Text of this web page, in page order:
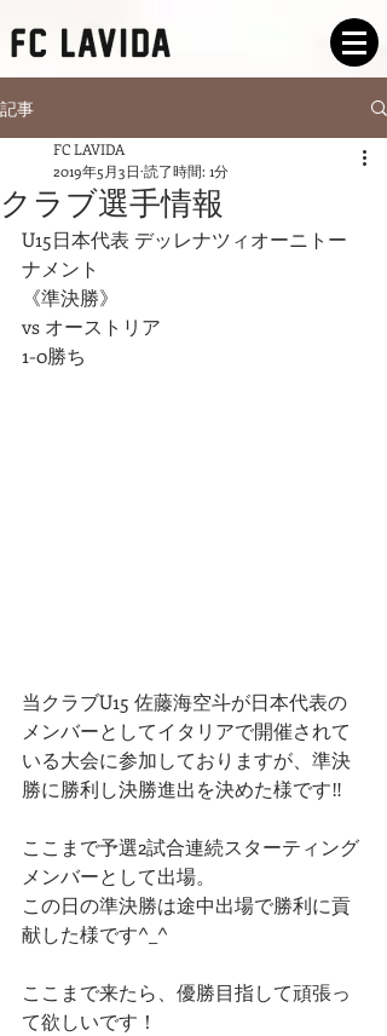
記事
クラブ選手情報
FC LAVIDA
2019年5月3日 読了時間: 1分
U15日本代表 デッレナツィオーニトー
ナメント
《準決勝》
vs オーストリア
1-0勝ち
当クラブU15 佐藤海空斗が日本代表の
メンバーとしてイタリアで開催されて
いる大会に参加しておりますが、準決
勝に勝利し決勝進出を決めた様です‼️
ここまで予選2試合連続スターティング
メンバーとして出場。
この日の準決勝は途中出場で勝利に貢
献した様です^_^
ここまで来たら、優勝目指して頑張っ
て欲しいです！